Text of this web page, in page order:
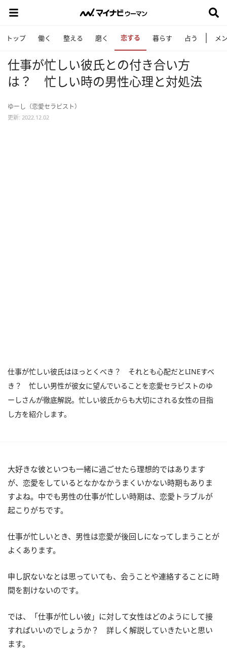
トップ 働く 整える 磨く 恋する 暮らす 占う メ
仕事が忙しい彼氏との付き合い方
は？ 忙しい時の男性心理と対処法
ゆーし（恋愛セラピスト）
更新: 2022.12.02
仕事が忙しい彼氏はほっとくべき？ それとも心配だとLINEすべ
き？ 忙しい男性が彼女に望んでいることを恋愛セラピストのゆ
ーしさんが徹底解説。忙しい彼氏からも大切にされる女性の目指
し方を紹介します。
大好きな彼といつも一緒に過ごせたら理想的ではあります
が、恋愛をしているとなかなかうまくいかない時期もありま
すよね。中でも男性の仕事が忙しい時期は、恋愛トラブルが
起こりがちです。
仕事が忙しいとき、男性は恋愛が後回しになってしまうことが
よくあります。
申し訳ないなとは思っていても、会うことや連絡することに時
間を割けないのです。
では、「仕事が忙しい彼」に対して女性はどのようにして接
すればいいのでしょうか？ 詳しく解説していきたいと思い
ます。